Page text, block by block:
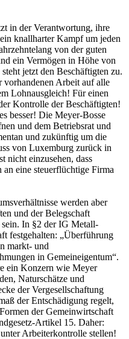
in der Verantwortung, ihre
knallharter Kampf um jeden
von der guten
ein Vermögen in Höhe von
jetzt den Beschäftigten zu.
Arbeit auf alle
Lohnausgleich! Für einen
Kontrolle der Beschäftigten!
besser! Die Meyer-Bosse
und dem Betriebsrat und
und zukünftig um die
von Luxemburg zurück in
nicht einzusehen, dass
eine steuerflüchtige Firma
werden aber
und der Belegschaft
In §2 der IG Metall-
festgehalten: „Überführung
markt- und
in Gemeineigentum“.
ein Konzern wie Meyer
Naturschätze und
der Vergesellschaftung
der Entschädigung regelt,
der Gemeinwirtschaft
Artikel 15. Daher:
Arbeiterkontrolle stellen!